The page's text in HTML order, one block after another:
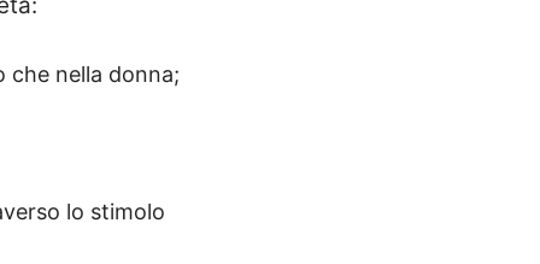
che nella donna;
lo stimolo